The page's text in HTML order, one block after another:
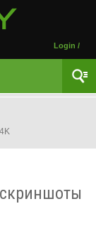
Login /